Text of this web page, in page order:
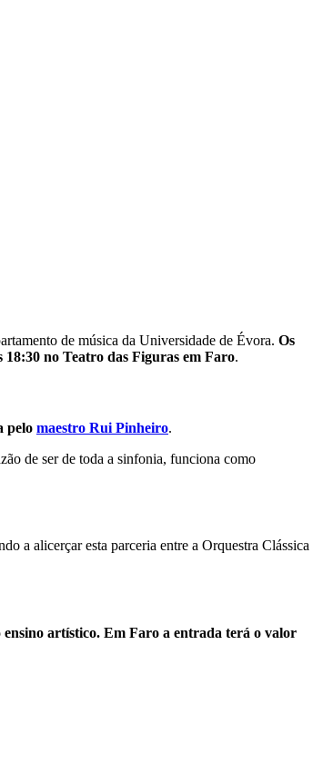
de música da Universidade de Évora. Os
no Teatro das Figuras em Faro.
pelo maestro Rui Pinheiro.
de ser de toda a sinfonia, funciona como
a alicerçar esta parceria entre a Orquestra Clássica
ensino artístico. Em Faro a entrada terá o valor